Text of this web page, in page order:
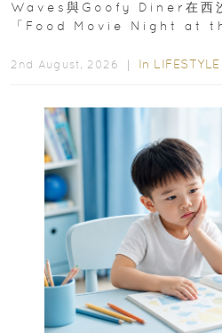
Waves與Goofy Diner在西
「Food Movie Night at
2nd August, 2026 ｜ In LIFESTYLE